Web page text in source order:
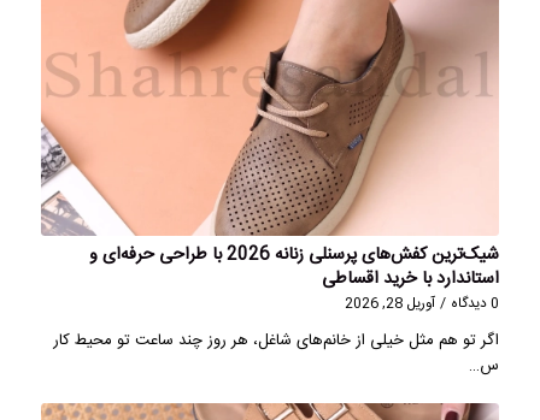
شیک‌ترین کفش‌های پرسنلی زنانه 2026 با طراحی حرفه‌ای و
استاندارد با خرید اقساطی
0 دیدگاه / آوریل 28, 2026
اگر تو هم مثل خیلی از خانم‌های شاغل، هر روز چند ساعت تو محیط کار
س…